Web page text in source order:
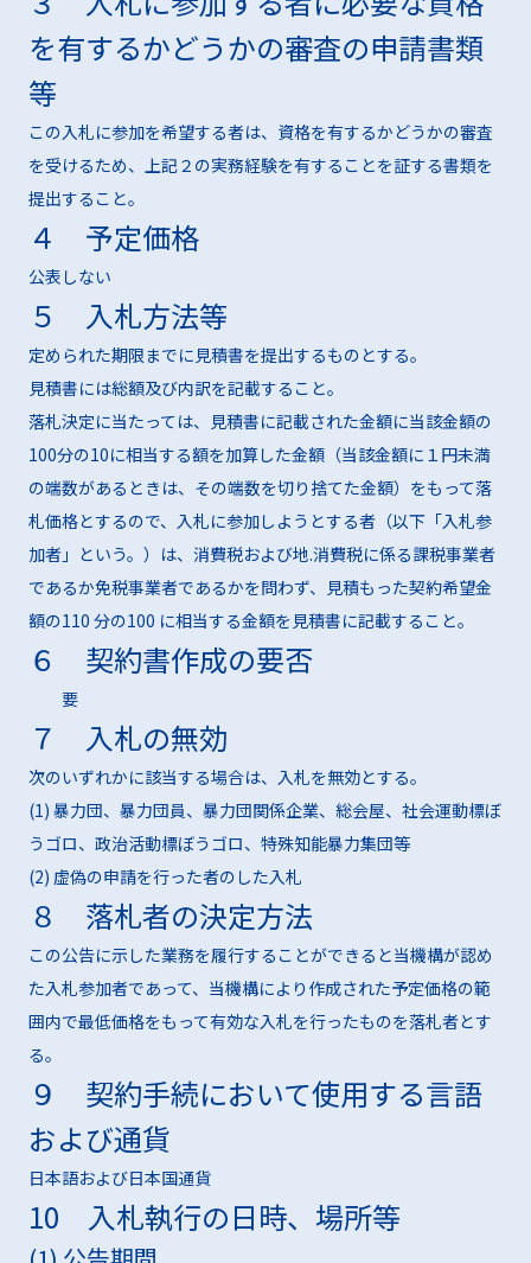
を有するかどうかの審査の申請書類
等
この入札に参加を希望する者は、資格を有するかどうかの審査
を受けるため、上記２の実務経験を有することを証する書類を
提出すること。
４ 予定価格
公表しない
５ 入札方法等
定められた期限までに見積書を提出するものとする。
見積書には総額及び内訳を記載すること。
落札決定に当たっては、見積書に記載された金額に当該金額の
100分の10に相当する額を加算した金額（当該金額に１円未満
の端数があるときは、その端数を切り捨てた金額）をもって落
札価格とするので、入札に参加しようとする者（以下「入札参
加者」という。）は、消費税および地.消費税に係る課税事業者
であるか免税事業者であるかを問わず、見積もった契約希望金
額の110 分の100 に相当する金額を見積書に記載すること。
６ 契約書作成の要否
要
７ 入札の無効
次のいずれかに該当する場合は、入札を無効とする。
(1) 暴力団、暴力団員、暴力団関係企業、総会屋、社会運動標ぼ
うゴロ、政治活動標ぼうゴロ、特殊知能暴力集団等
(2) 虚偽の申請を行った者のした入札
８ 落札者の決定方法
この公告に示した業務を履行することができると当機構が認め
た入札参加者であって、当機構により作成された予定価格の範
囲内で最低価格をもって有効な入札を行ったものを落札者とす
る。
９ 契約手続において使用する言語
および通貨
日本語および日本国通貨
10 入札執行の日時、場所等